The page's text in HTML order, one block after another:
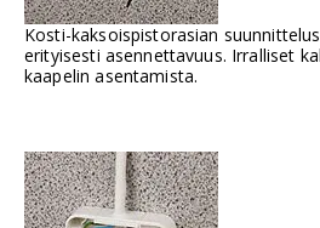
Kosti-kaksoispistorasian
erityisesti asennettavuus. Irralliset
kaapelin asentamista.